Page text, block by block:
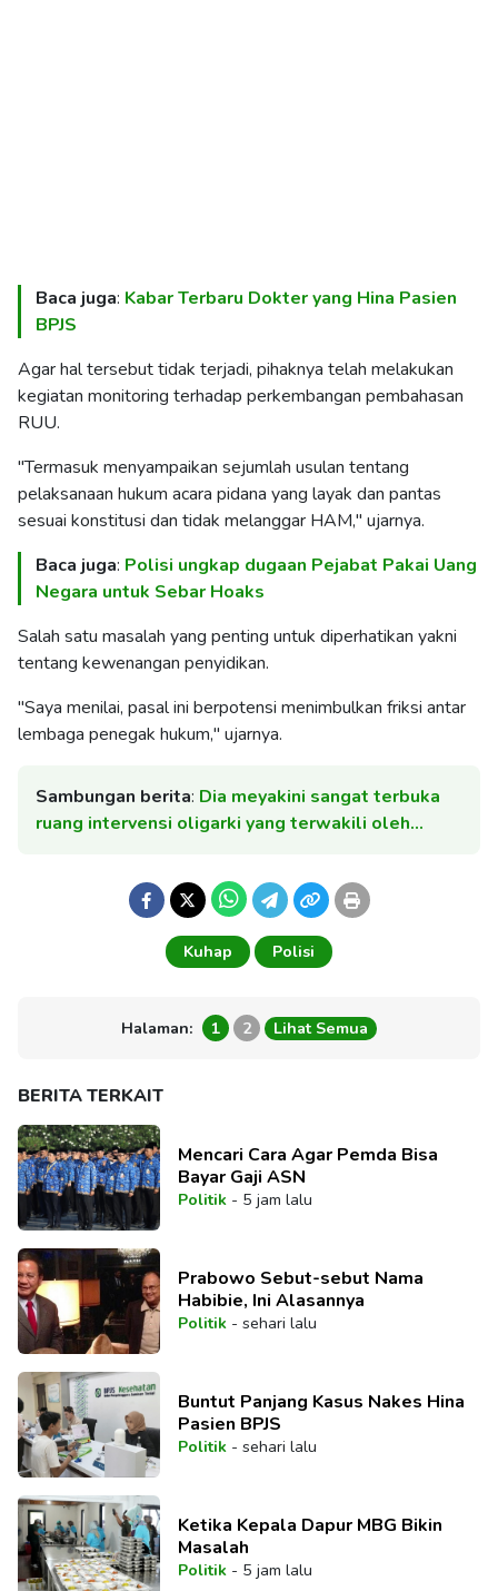
Baca juga: Kabar Terbaru Dokter yang Hina Pasien
BPJS
Agar hal tersebut tidak terjadi, pihaknya telah melakukan
kegiatan monitoring terhadap perkembangan pembahasan
RUU.
"Termasuk menyampaikan sejumlah usulan tentang
pelaksanaan hukum acara pidana yang layak dan pantas
sesuai konstitusi dan tidak melanggar HAM," ujarnya.
Baca juga: Polisi ungkap dugaan Pejabat Pakai Uang
Negara untuk Sebar Hoaks
Salah satu masalah yang penting untuk diperhatikan yakni
tentang kewenangan penyidikan.
"Saya menilai, pasal ini berpotensi menimbulkan friksi antar
lembaga penegak hukum," ujarnya.
Sambungan berita: Dia meyakini sangat terbuka
ruang intervensi oligarki yang terwakili oleh…
Kuhap Polisi
Halaman: 1 2 Lihat Semua
BERITA TERKAIT
Mencari Cara Agar Pemda Bisa
Bayar Gaji ASN
Politik- 5 jam lalu
Prabowo Sebut-sebut Nama
Habibie, Ini Alasannya
Politik- sehari lalu
Buntut Panjang Kasus Nakes Hina
Pasien BPJS
Politik- sehari lalu
Ketika Kepala Dapur MBG Bikin
Masalah
Politik- 5 jam lalu